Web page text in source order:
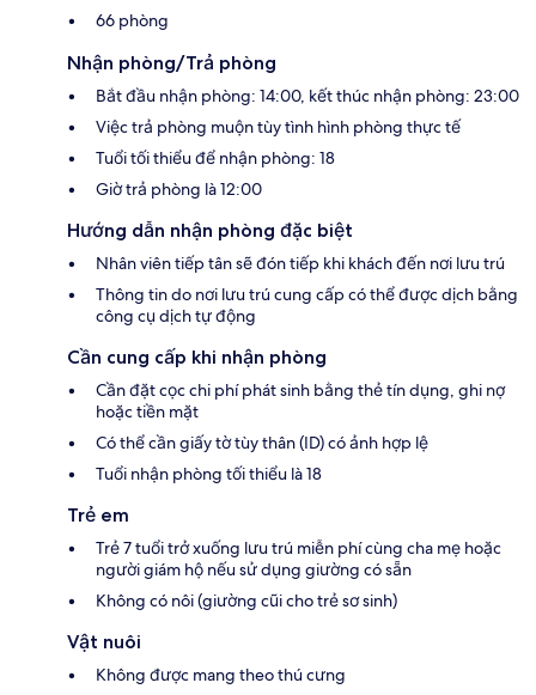
66 phòng
Nhận phòng/Trả phòng
Bắt đầu nhận phòng: 14:00, kết thúc nhận phòng: 23:00
Việc trả phòng muộn tùy tình hình phòng thực tế
Tuổi tối thiểu để nhận phòng: 18
Giờ trả phòng là 12:00
Hướng dẫn nhận phòng đặc biệt
Nhân viên tiếp tân sẽ đón tiếp khi khách đến nơi lưu trú
Thông tin do nơi lưu trú cung cấp có thể được dịch bằng
công cụ dịch tự động
Cần cung cấp khi nhận phòng
Cần đặt cọc chi phí phát sinh bằng thẻ tín dụng, ghi nợ
hoặc tiền mặt
Có thể cần giấy tờ tùy thân (ID) có ảnh hợp lệ
Tuổi nhận phòng tối thiểu là 18
Trẻ em
Trẻ 7 tuổi trở xuống lưu trú miễn phí cùng cha mẹ hoặc
người giám hộ nếu sử dụng giường có sẵn
Không có nôi (giường cũi cho trẻ sơ sinh)
Vật nuôi
Không được mang theo thú cưng